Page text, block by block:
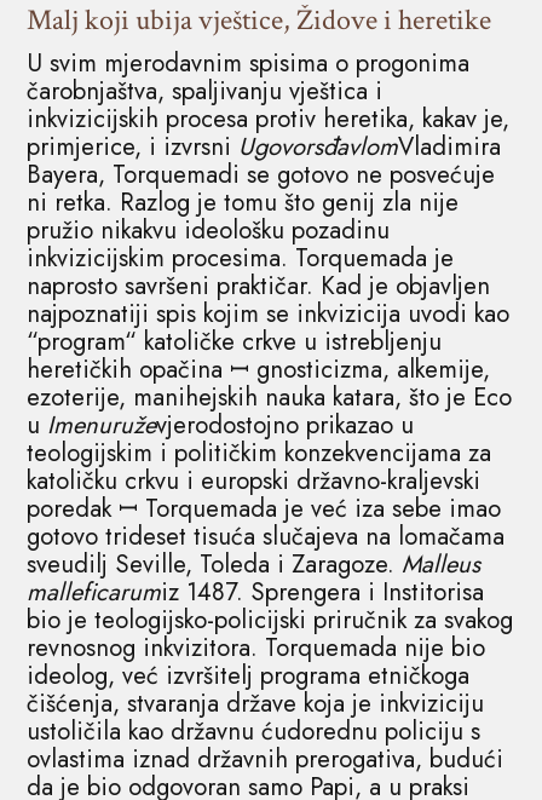
Malj koji ubija vještice, Židove i heretike
U svim mjerodavnim spisima o progonima
čarobnjaštva, spaljivanju vještica i
inkvizicijskih procesa protiv heretika, kakav je,
primjerice, i izvrsni UgovorsđavlomVladimira
Bayera, Torquemadi se gotovo ne posvećuje
ni retka. Razlog je tomu što genij zla nije
pružio nikakvu ideološku pozadinu
inkvizicijskim procesima. Torquemada je
naprosto savršeni praktičar. Kad je objavljen
najpoznatiji spis kojim se inkvizicija uvodi kao
“program“ katoličke crkve u istrebljenju
heretičkih opačina ꟷ gnosticizma, alkemije,
ezoterije, manihejskih nauka katara, što je Eco
u Imenuruževjerodostojno prikazao u
teologijskim i političkim konzekvencijama za
katoličku crkvu i europski državno-kraljevski
poredak ꟷ Torquemada je već iza sebe imao
gotovo trideset tisuća slučajeva na lomačama
sveudilj Seville, Toleda i Zaragoze. Malleus
malleficarumiz 1487. Sprengera i Institorisa
bio je teologijsko-policijski priručnik za svakog
revnosnog inkvizitora. Torquemada nije bio
ideolog, već izvršitelj programa etničkoga
čišćenja, stvaranja države koja je inkviziciju
ustoličila kao državnu ćudorednu policiju s
ovlastima iznad državnih prerogativa, budući
da je bio odgovoran samo Papi, a u praksi